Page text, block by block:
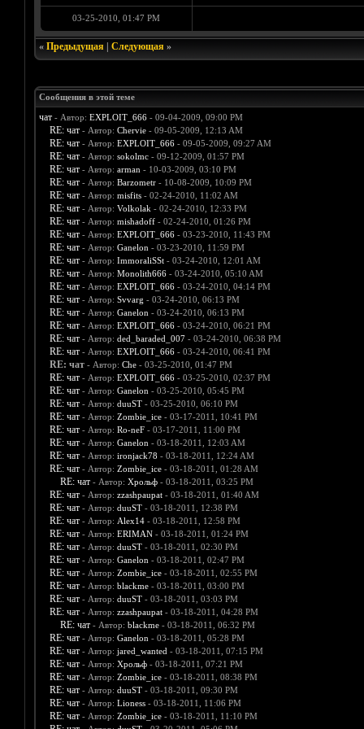
03-25-2010, 01:47 PM
« Предыдущая| Следующая»
Сообщения в этой теме
чат - Автор: EXPLOIT_666- 09-04-2009, 09:00 PM
RE: чат - Автор: Chervie- 09-05-2009, 12:13 AM
RE: чат - Автор: EXPLOIT_666- 09-05-2009, 09:27 AM
RE: чат - Автор: sokolmc- 09-12-2009, 01:57 PM
RE: чат - Автор: arman - 10-03-2009, 03:10 PM
RE: чат - Автор: Barzometr- 10-08-2009, 10:09 PM
RE: чат - Автор: misfits- 02-24-2010, 11:02 AM
RE: чат - Автор: Volkolak - 02-24-2010, 12:33 PM
RE: чат - Автор: mishadoff- 02-24-2010, 01:26 PM
RE: чат - Автор: EXPLOIT_666- 03-23-2010, 11:43 PM
RE: чат - Автор: Ganelon - 03-23-2010, 11:59 PM
RE: чат - Автор: ImmoraliSSt- 03-24-2010, 12:01 AM
RE: чат - Автор: Monolith666- 03-24-2010, 05:10 AM
RE: чат - Автор: EXPLOIT_666- 03-24-2010, 04:14 PM
RE: чат - Автор: Svvarg - 03-24-2010, 06:13 PM
RE: чат - Автор: Ganelon - 03-24-2010, 06:13 PM
RE: чат - Автор: EXPLOIT_666- 03-24-2010, 06:21 PM
RE: чат - Автор: ded_baraded_007- 03-24-2010, 06:38 PM
RE: чат - Автор: EXPLOIT_666- 03-24-2010, 06:41 PM
RE: чат - Автор: Che- 03-25-2010, 01:47 PM
RE: чат - Автор: EXPLOIT_666- 03-25-2010, 02:37 PM
RE: чат - Автор: Ganelon - 03-25-2010, 05:45 PM
RE: чат - Автор: duuST- 03-25-2010, 06:10 PM
RE: чат - Автор: Zombie_ice- 03-17-2011, 10:41 PM
RE: чат - Автор: Ro-neF- 03-17-2011, 11:00 PM
RE: чат - Автор: Ganelon - 03-18-2011, 12:03 AM
RE: чат - Автор: ironjack78 - 03-18-2011, 12:24 AM
RE: чат - Автор: Zombie_ice- 03-18-2011, 01:28 AM
RE: чат - Автор: Хрольф- 03-18-2011, 03:25 PM
RE: чат - Автор: zzashpaupat- 03-18-2011, 01:40 AM
RE: чат - Автор: duuST- 03-18-2011, 12:38 PM
RE: чат - Автор: Alex14- 03-18-2011, 12:58 PM
RE: чат - Автор: ERIMAN- 03-18-2011, 01:24 PM
RE: чат - Автор: duuST- 03-18-2011, 02:30 PM
RE: чат - Автор: Ganelon - 03-18-2011, 02:47 PM
RE: чат - Автор: Zombie_ice- 03-18-2011, 02:55 PM
RE: чат - Автор: blackme- 03-18-2011, 03:00 PM
RE: чат - Автор: duuST- 03-18-2011, 03:03 PM
RE: чат - Автор: zzashpaupat- 03-18-2011, 04:28 PM
RE: чат - Автор: blackme- 03-18-2011, 06:32 PM
RE: чат - Автор: Ganelon - 03-18-2011, 05:28 PM
RE: чат - Автор: jared_wanted - 03-18-2011, 07:15 PM
RE: чат - Автор: Хрольф- 03-18-2011, 07:21 PM
RE: чат - Автор: Zombie_ice- 03-18-2011, 08:38 PM
RE: чат - Автор: duuST- 03-18-2011, 09:30 PM
RE: чат - Автор: Lioness- 03-18-2011, 11:06 PM
RE: чат - Автор: Zombie_ice- 03-18-2011, 11:10 PM